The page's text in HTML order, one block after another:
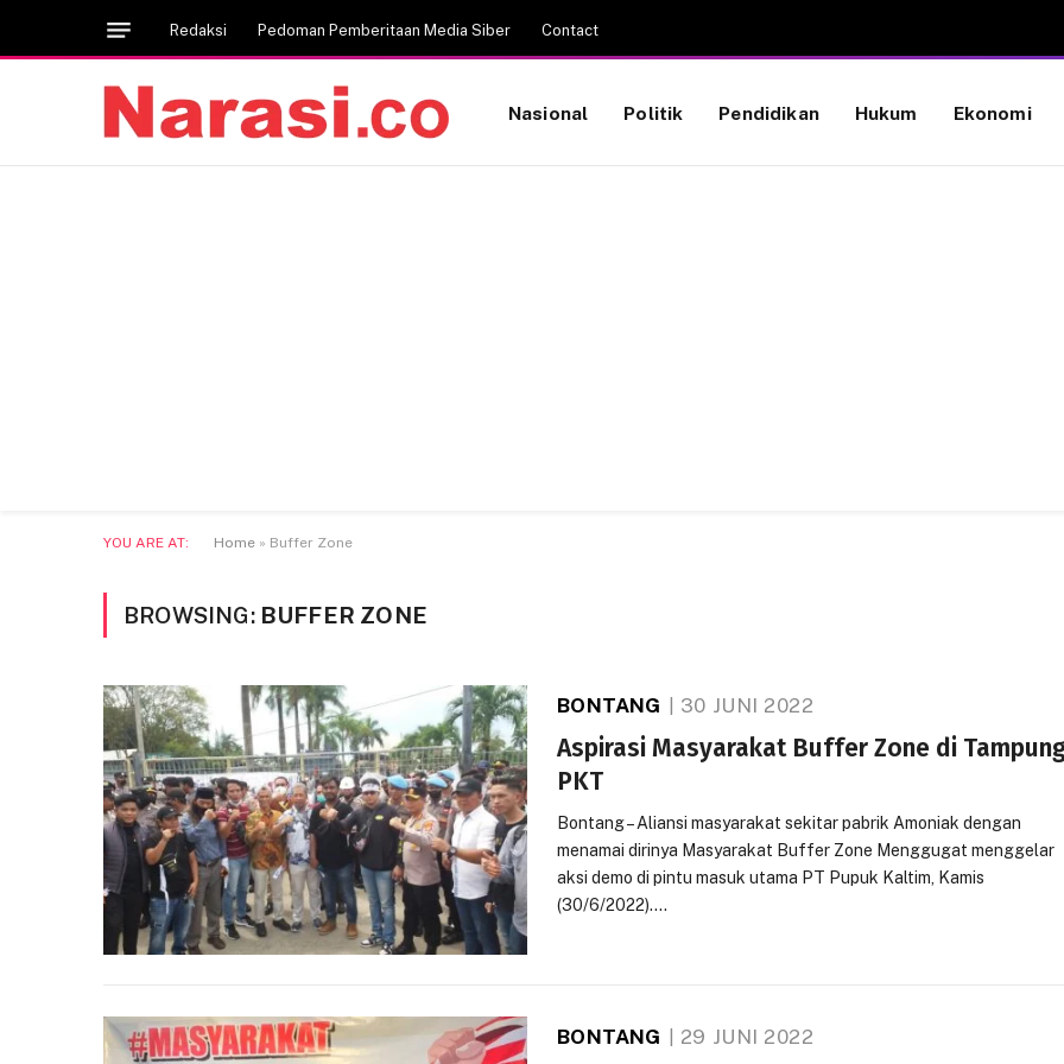
Redaksi Pedoman Pemberitaan Media Siber Contact
Nasional Politik Pendidikan Hukum Ekonomi
YOU ARE AT: Home » Buffer Zone
BROWSING: BUFFER ZONE
BONTANG 30 JUNI 2022
Aspirasi Masyarakat Buffer Zone di
PKT
Bontang – Aliansi masyarakat sekitar pabrik Amoniak dengan
menamai dirinya Masyarakat Buffer Zone Menggugat menggelar
aksi demo di pintu masuk utama PT Pupuk Kaltim, Kamis
(30/6/2022).…
BONTANG 29 JUNI 2022